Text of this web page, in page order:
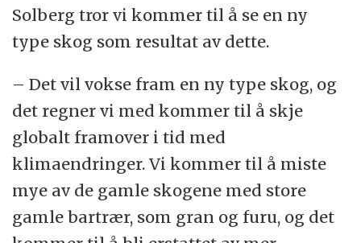
Solberg tror vi kommer til å se en ny
type skog som resultat av dette.
– Det vil vokse fram en ny type skog, og
det regner vi med kommer til å skje
globalt framover i tid med
klimaendringer. Vi kommer til å miste
mye av de gamle skogene med store
gamle bartrær, som gran og furu, og det